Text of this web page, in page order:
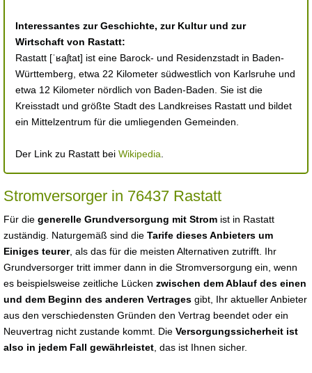
Interessantes zur Geschichte, zur Kultur und zur
Wirtschaft von Rastatt:
Rastatt [ˈʁaʃtat] ist eine Barock- und Residenzstadt in Baden-
Württemberg, etwa 22 Kilometer südwestlich von Karlsruhe und
etwa 12 Kilometer nördlich von Baden-Baden. Sie ist die
Kreisstadt und größte Stadt des Landkreises Rastatt und bildet
ein Mittelzentrum für die umliegenden Gemeinden.
Der Link zu Rastatt bei Wikipedia
Stromversorger in 76437 Rastatt
Für die generelle Grundversorgung mit Strom ist in Rastatt
zuständig. Naturgemäß sind die Tarife dieses Anbieters um
Einiges teurer, als das für die meisten Alternativen zutrifft. Ihr
Grundversorger tritt immer dann in die Stromversorgung ein, wenn
es beispielsweise zeitliche Lücken zwischen dem Ablauf des einen
und dem Beginn des anderen Vertrages gibt, Ihr aktueller Anbieter
aus den verschiedensten Gründen den Vertrag beendet oder ein
Neuvertrag nicht zustande kommt. Die Versorgungssicherheit ist
also in jedem Fall gewährleistet , das ist Ihnen sicher.